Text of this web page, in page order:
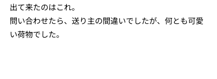
出て来たのはこれ。
問い合わせたら、送り主の間違いでしたが、何とも可愛
い荷物でした。